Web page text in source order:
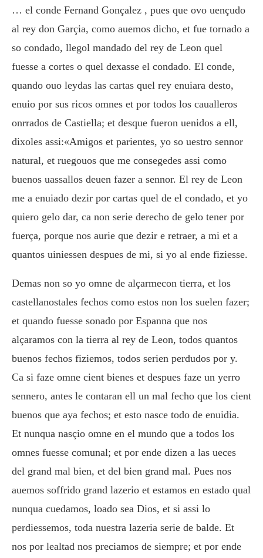
… el conde Fernand Gonçalez , pues que ovo uençudo
al rey don Garçia, como auemos dicho, et fue tornado a
so condado, llegol mandado del rey de Leon quel
fuesse a cortes o quel dexasse el condado. El conde,
quando ouo leydas las cartas quel rey enuiara desto,
enuio por sus ricos omnes et por todos los caualleros
onrrados de Castiella; et desque fueron uenidos a ell,
dixoles assi:«Amigos et parientes, yo so uestro sennor
natural, et ruegouos que me consegedes assi como
buenos uassallos deuen fazer a sennor. El rey de Leon
me a enuiado dezir por cartas quel de el condado, et yo
quiero gelo dar, ca non serie derecho de gelo tener por
fuerça, porque nos aurie que dezir e retraer, a mi et a
quantos uiniessen despues de mi, si yo al ende fiziesse.
Demas non so yo omne de alçarmecon tierra, et los
castellanostales fechos como estos non los suelen fazer;
et quando fuesse sonado por Espanna que nos
alçaramos con la tierra al rey de Leon, todos quantos
buenos fechos fiziemos, todos serien perdudos por y.
Ca si faze omne cient bienes et despues faze un yerro
sennero, antes le contaran ell un mal fecho que los cient
buenos que aya fechos; et esto nasce todo de enuidia.
Et nunqua nasçio omne en el mundo que a todos los
omnes fuesse comunal; et por ende dizen a las ueces
del grand mal bien, et del bien grand mal. Pues nos
auemos soffrido grand lazerio et estamos en estado qual
nunqua cuedamos, loado sea Dios, et si assi lo
perdiessemos, toda nuestra lazeria serie de balde. Et
nos por lealtad nos preciamos de siempre; et por ende